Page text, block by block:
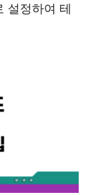
설정하여 테